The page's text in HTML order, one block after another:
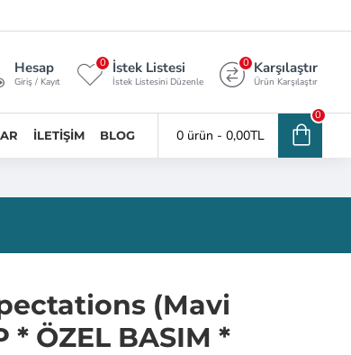
Hesap
Giriş / Kayıt
İstek Listesi
İstek Listesini Düzenle
0 Karşılaştır
Ürün Karşılaştır
0
İLETIŞIM BLOG 0 ürün - 0,00TL
0
(Mavi
* ÖZEL BASIM *